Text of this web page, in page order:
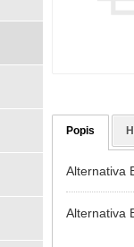
Popis
Alternativa
Alternativa